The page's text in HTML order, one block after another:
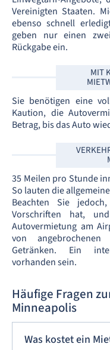
Vereinigten Staaten.
ebenso schnell
geben nur einen
Rückgabe ein.
MIT
Sie benötigen eine
Kaution, die
Betrag, bis das Auto
35 Meilen pro Stunde
So lauten die
Beachten Sie
Vorschriften hat,
Autovermietung am
von
Getränken. Ein
vorhanden sein.
Häufige Fragen
Minneapolis
Was kostet ein